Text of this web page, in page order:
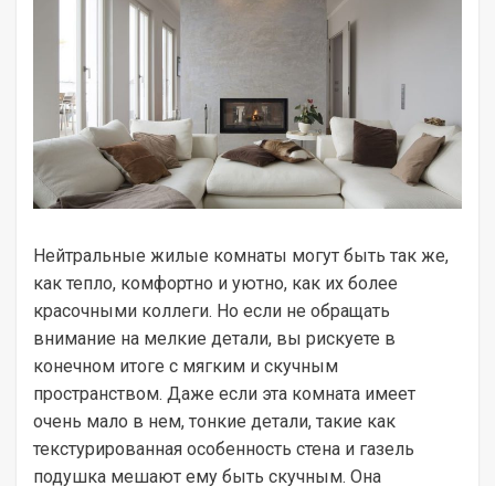
Нейтральные жилые комнаты могут быть так же,
как тепло, комфортно и уютно, как их более
красочными коллеги. Но если не обращать
внимание на мелкие детали, вы рискуете в
конечном итоге с мягким и скучным
пространством. Даже если эта комната имеет
очень мало в нем, тонкие детали, такие как
текстурированная особенность стена и газель
подушка мешают ему быть скучным. Она